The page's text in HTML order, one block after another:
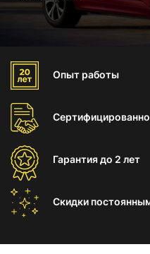
Опыт работы
Гарантиядо 2 лет
Скидки